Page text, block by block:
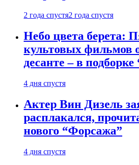
2 года спустя2 года спустя
Небо цвета берета:
культовых фильмов
десанте – в подборке
4 дня спустя
Актер Вин Дизель
расплакался,
нового “Форсажа”
4 дня спустя